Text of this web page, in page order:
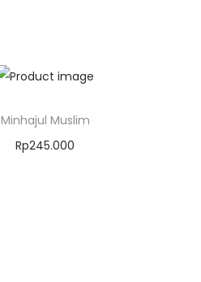
Minhajul Muslim
Rp245.000